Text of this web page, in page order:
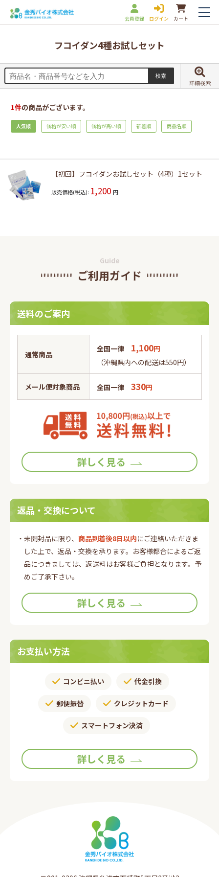
会員登録 ログイン カート
フコイダン4種お試しセット
詳細検索
1件の商品がございます。
人気順 価格が安い順 価格が高い順 新着順 商品名順
【初回】フコイダンお試しセット（4種）1セット
販売価格(税込): 1,200 円
Guide
ご利用ガイド
送料のご案内
通常商品
全国一律 1,100円
（沖縄県内への配送は550円）
メール便対象商品 全国一律 330円
詳しく見る
返品・交換について
・未開封品に限り、 商品到着後8日以内にご連絡いただきま
した上で、返品・交換を承ります。お客様都合によるご返
品につきましては、返送料はお客様ご負担となります。予
めご了承下さい。
詳しく見る
お支払い方法
コンビニ払い 代金引換
郵便振替​ クレジットカード
スマートフォン決済
詳しく見る